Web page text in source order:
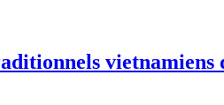
vietnamiens